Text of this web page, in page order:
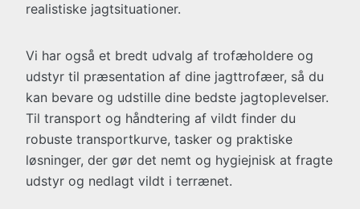
realistiske jagtsituationer.
Vi har også et bredt udvalg af trofæholdere og
udstyr til præsentation af dine jagttrofæer, så du
kan bevare og udstille dine bedste jagtoplevelser.
Til transport og håndtering af vildt finder du
robuste transportkurve, tasker og praktiske
løsninger, der gør det nemt og hygiejnisk at fragte
udstyr og nedlagt vildt i terrænet.